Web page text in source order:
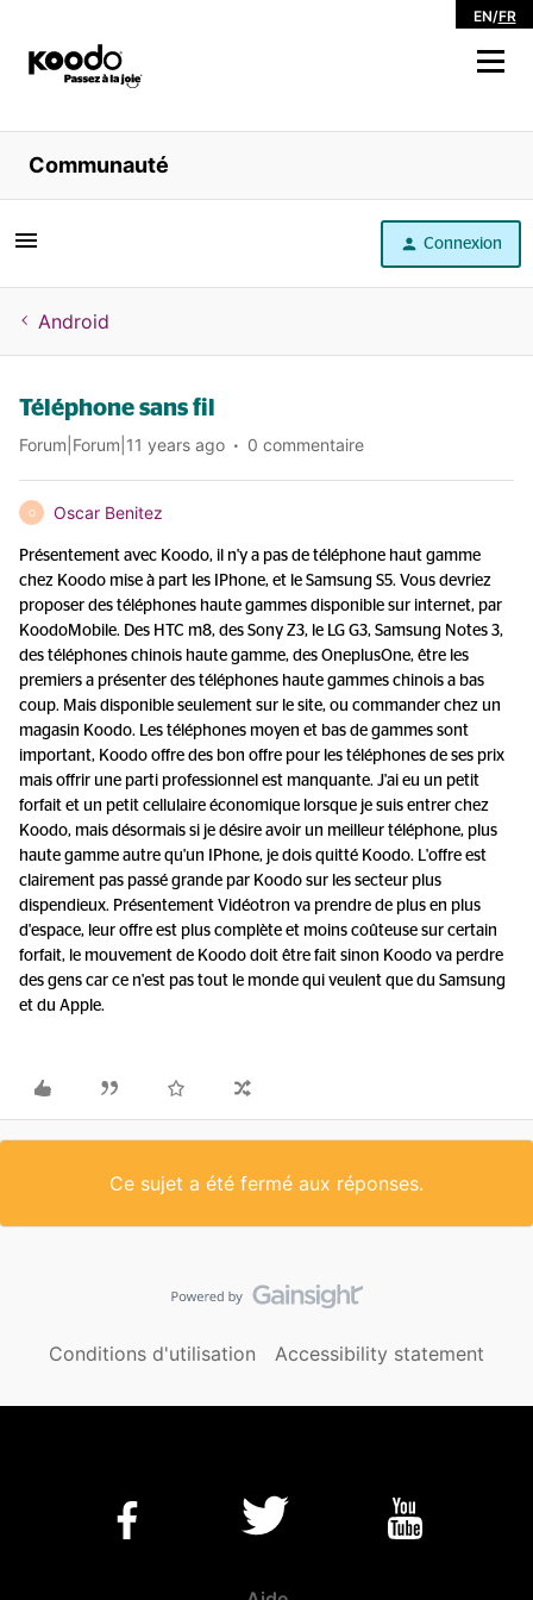
EN/FR
Magasiner
Libre service
Aide
Communauté
Connexion
Android
Téléphone sans fil
Forum|Forum|11 years ago 0 commentaire
O Oscar Benitez
Présentement avec Koodo, il n'y a pas de téléphone haut gamme
chez Koodo mise à part les IPhone, et le Samsung S5. Vous devriez
proposer des téléphones haute gammes disponible sur internet, par
KoodoMobile. Des HTC m8, des Sony Z3, le LG G3, Samsung Notes 3,
des téléphones chinois haute gamme, des OneplusOne, être les
premiers a présenter des téléphones haute gammes chinois a bas
coup. Mais disponible seulement sur le site, ou commander chez un
magasin Koodo. Les téléphones moyen et bas de gammes sont
important, Koodo offre des bon offre pour les téléphones de ses prix
mais offrir une parti professionnel est manquante. J'ai eu un petit
forfait et un petit cellulaire économique lorsque je suis entrer chez
Koodo, mais désormais si je désire avoir un meilleur téléphone, plus
haute gamme autre qu'un IPhone, je dois quitté Koodo. L'offre est
clairement pas passé grande par Koodo sur les secteur plus
dispendieux. Présentement Vidéotron va prendre de plus en plus
d'espace, leur offre est plus complète et moins coûteuse sur certain
forfait, le mouvement de Koodo doit être fait sinon Koodo va perdre
des gens car ce n'est pas tout le monde qui veulent que du Samsung
et du Apple.
Ce sujet a été fermé aux réponses.
Conditions d'utilisation Accessibility statement